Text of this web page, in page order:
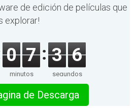
de edición de películas que
explorar!
0 7
minutos
3 6
segundos
de Descarga